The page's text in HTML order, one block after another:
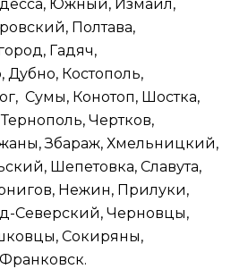
Южный, Измаил,
Полтава,
Гадяч,
Дубно, Костополь,
Сумы, Конотоп, Шостка,
Чертков,
Збараж, Хмельницкий,
Шепетовка, Славута,
Нежин, Прилуки,
Северский, Черновцы,
Сокиряны,